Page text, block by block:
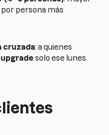
persona más
cruzada: a quienes
upgradesolo ese lunes.